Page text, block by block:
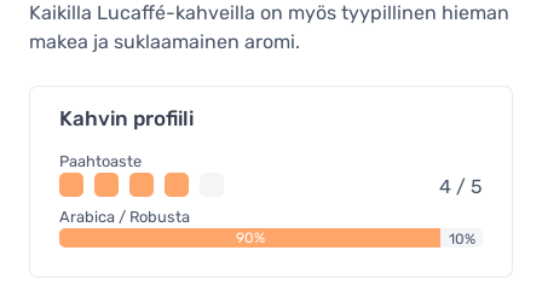
Kaikilla Lucaffé-kahveilla on myös tyypillinen hieman
makea ja suklaamainen aromi.
Kahvin profiili
Paahtoaste
4 / 5
Arabica / Robusta
90% 10%